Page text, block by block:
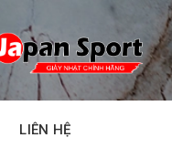
LIÊN HỆ